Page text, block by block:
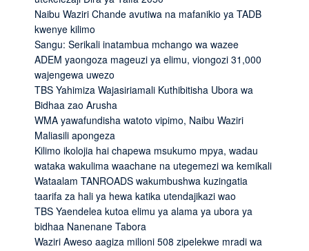
Naibu Waziri Chande avutiwa na mafanikio ya TADB
kwenye kilimo
Sangu: Serikali inatambua mchango wa wazee
ADEM yaongoza mageuzi ya elimu, viongozi 31,000
wajengewa uwezo
TBS Yahimiza Wajasiriamali Kuthibitisha Ubora wa
Bidhaa zao Arusha
WMA yawafundisha watoto vipimo, Naibu Waziri
Maliasili apongeza
Kilimo ikolojia hai chapewa msukumo mpya, wadau
wataka wakulima waachane na utegemezi wa kemikali
Wataalam TANROADS wakumbushwa kuzingatia
taarifa za hali ya hewa katika utendajikazi wao
TBS Yaendelea kutoa elimu ya alama ya ubora ya
bidhaa Nanenane Tabora
Waziri Aweso aagiza milioni 508 zipelekwe mradi wa